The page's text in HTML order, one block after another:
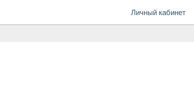
Личный кабинет